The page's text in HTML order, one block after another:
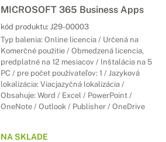
MICROSOFT 365 Business Apps
kód produktu: J29-00003
Typ balenia: Online licencia / Určená na
Komerčné použitie / Obmedzená licencia,
predplatné na 12 mesiacov / Inštalácia na 5
PC / pre počet používateľov: 1 / Jazyková
lokalizácia: Viacjazyčná lokalizácia /
Obsahuje: Word / Excel / PowerPoint /
OneNote / Outlook / Publisher / OneDrive
NA SKLADE